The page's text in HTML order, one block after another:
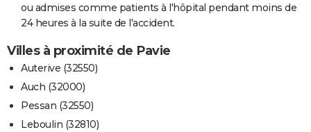
ou admises comme patients à l'hôpital pendant moins de
24 heures à la suite de l'accident.
Villes à proximité de Pavie
Auterive (32550)
Auch (32000)
Pessan (32550)
Leboulin (32810)